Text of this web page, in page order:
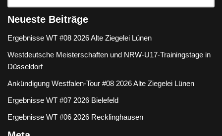
Neueste Beiträge
Ergebnisse WT #08 2026 Alte Ziegelei Lünen
Westdeutsche Meisterschaften und NRW-U17-Trainingstage in
Düsseldorf
Ankündigung Westfalen-Tour #08 2026 Alte Ziegelei Lünen
Ergebnisse WT #07 2026 Bielefeld
Ergebnisse WT #06 2026 Recklinghausen